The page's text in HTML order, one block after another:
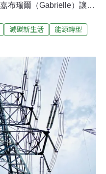
布瑞爾（Gabrielle）讓吉
承擔高於全國的電價在吉
了四種服務費用：發電公
及電力零售商的營運服務
電價，紐西蘭採行區域電
輸、分送、零售與其他費
減碳新生活
能源轉型